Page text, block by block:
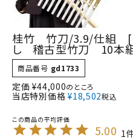
桂竹 竹刀/3.9/仕組 [
し 稽古型竹刀 10本
商品番号 gd1733
定価 ¥44,000のところ
当店特別価格 ¥18,502税込
5.00 1